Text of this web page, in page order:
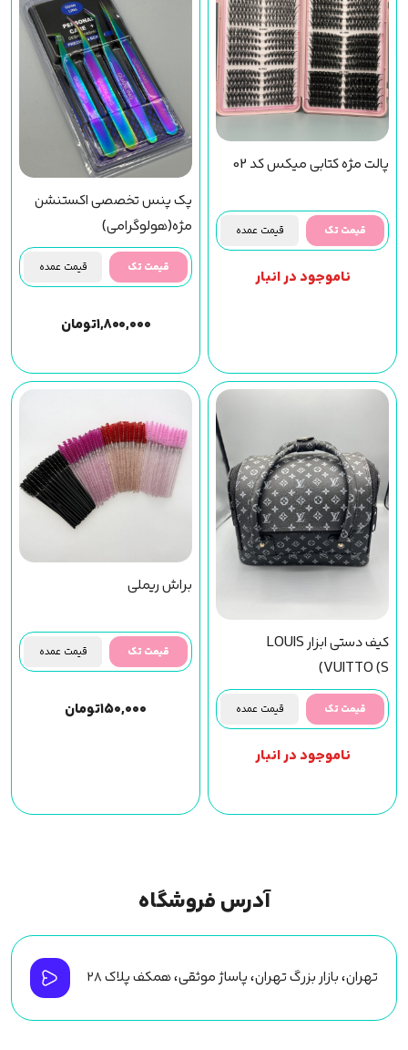
پالت مژه کتابی میکس کد 02
قیمت تک قیمت عمده
ناموجود در انبار
پک پنس تخصصی اکستنشن
مژه(هولوگرامی)
قیمت تک قیمت عمده
۱,۸۰۰,۰۰۰تومان
کیف دستی ابزار LOUIS
VUITTO (S)
قیمت تک قیمت عمده
ناموجود در انبار
براش ریملی
قیمت تک قیمت عمده
۱۵۰,۰۰۰تومان
آدرس فروشگاه
تهران، بازار بزرگ تهران، پاساژ موثقی، همکف پلاک ۲۸